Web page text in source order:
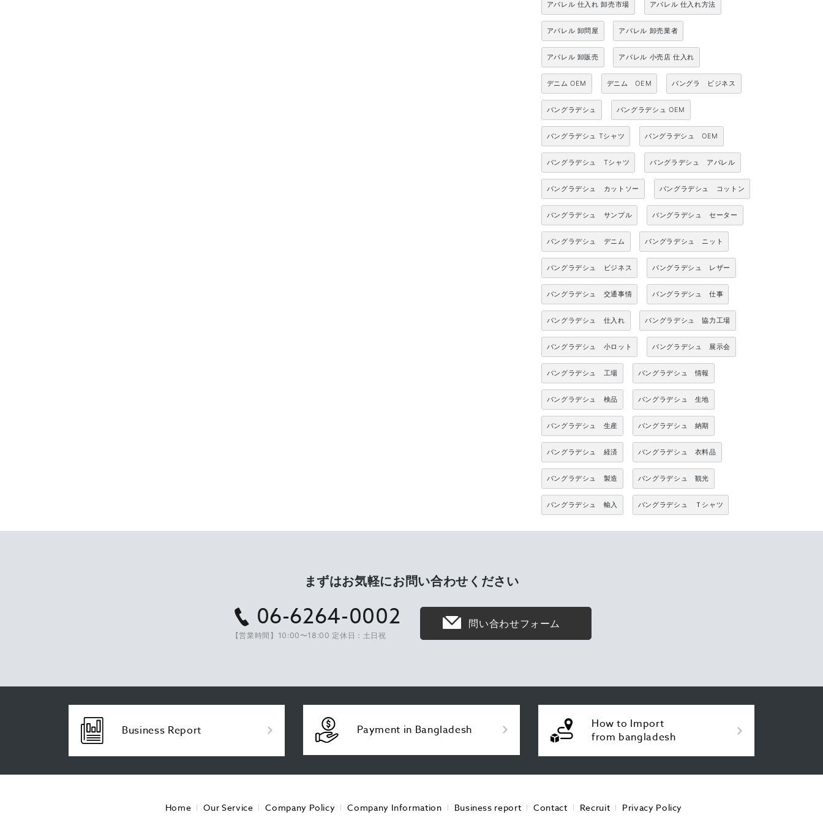
アパレル 仕入れ 卸売市場 アパレル 仕入れ方法
アパレル 卸問屋 アパレル 卸売業者
アパレル 卸販売 アパレル 小売店 仕入れ
デニム OEM デニム OEM バングラ ビジネス
バングラデシュ バングラデシュ OEM
バングラデシュ Tシャツ バングラデシュ OEM
バングラデシュ Tシャツ バングラデシュ アパレル
バングラデシュ カットソー バングラデシュ コットン
バングラデシュ サンプル バングラデシュ セーター
バングラデシュ デニム バングラデシュ ニット
バングラデシュ ビジネス バングラデシュ レザー
バングラデシュ 交通事情 バングラデシュ 仕事
バングラデシュ 仕入れ バングラデシュ 協力工場
バングラデシュ 小ロット バングラデシュ 展示会
バングラデシュ 工場 バングラデシュ 情報
バングラデシュ 検品 バングラデシュ 生地
バングラデシュ 生産 バングラデシュ 納期
バングラデシュ 経済 バングラデシュ 衣料品
バングラデシュ 製造 バングラデシュ 観光
バングラデシュ 輸入 バングラデシュ Ｔシャツ
まずはお気軽にお問い合わせください
06-6264-0002
【営業時間】10:00〜18:00 定休日：土日祝
問い合わせフォーム
Business Report Payment in Bangladesh
How to Import
from bangladesh
Home Our Service Company Policy Company Information Business report Contact Recruit Privacy Policy